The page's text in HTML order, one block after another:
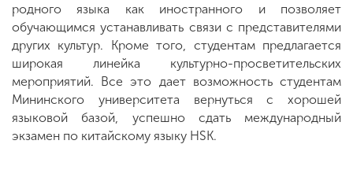
родного языка как иностранного и позволяет
обучающимся устанавливать связи с представителями
других культур. Кроме того, студентам предлагается
широкая линейка культурно-просветительских
мероприятий. Все это дает возможность студентам
Мининского университета вернуться с хорошей
языковой базой, успешно сдать международный
экзамен по китайскому языку HSK.